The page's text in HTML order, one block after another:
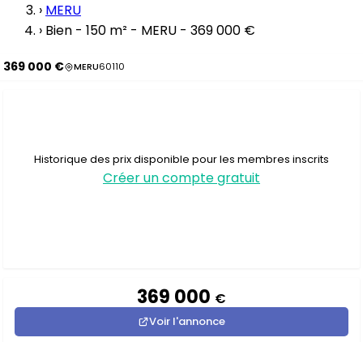
› MERU
› Bien - 150 m² - MERU - 369 000 €
369 000 € MERU60110
Historique des prix disponible pour les membres inscrits
Créer un compte gratuit
369 000 €
Voir l'annonce